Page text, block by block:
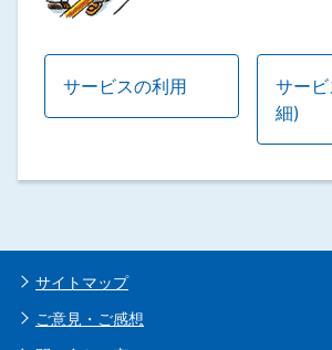
サービスの利用
サー
細)
サイトマップ
ご意見・ご感想